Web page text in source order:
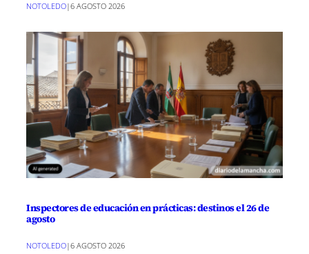
NOTOLEDO|6 AGOSTO 2026
Inspectores de educación en prácticas: destinos el 26 de
agosto
NOTOLEDO|6 AGOSTO 2026